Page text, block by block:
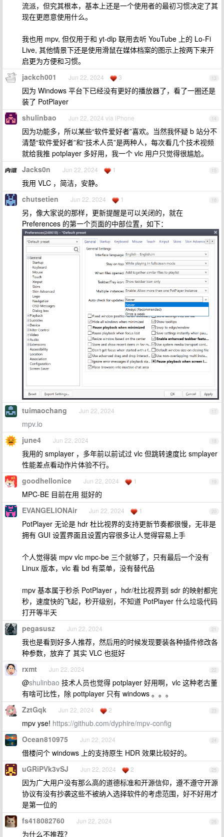
流派，但究其根本，基本上还是一个使用者的最初习惯决定了其
现在更愿意使用什么。
我也用 mpv, 但仅用于和 yt-dlp 联用去听 YouTube 上的 Lo-Fi
Live, 其他情景下还是使用滑鼠在媒体档案的图示上按两下来开
启更为方便和习惯。
13
jackch001 Jun 22, 2024 3
因为 Windows 平台下已经没有更好的播放器了，看了一圈还是
装了 PotPlayer
14
shulinbao Jun 22, 2024 via iPhone
因为功能多，所以某些“软件爱好者”喜欢。当然我怀疑 b 站分不
清楚“软件爱好者”和“技术人员”是两种人，每次看几个技术视频
就给我推 potplayer 多好用，我一个 vlc 用户只觉得很尴尬。
15
Jacks0n Jun 22, 2024 1
我用 VLC ，简洁，安静。
16
chutsetien Jun 22, 2024 1
另，像大家说的那样，更新提醒是可以关闭的，就在
Preferences 的第一个页面的中部位置，如下：
17
tuimaochang Jun 22, 2024
mpv.io
18
june4 Jun 22, 2024
我用的 smplayer ，多年前以前试过 vlc 但跳转速度比 smplayer
性能差点看动作片体验不行。
19
goodhellonice Jun 22, 2024 1
MPC-BE 目前在用 挺好的
20
EVANGELIONAir Jun 22, 2024 1
PotPlayer 无论是 hdr 杜比视界的支持更新节奏都很慢，无非是
拥有 GUI 设置界面且设置内容很多让人觉得容易上手
个人觉得装 mpv vlc mpc-be 三个就够了，只有最后一个没有
Linux 版本，vlc 看 bd 有菜单，没有替代品
mpv 基本属于秒杀 PotPlayer ，hdr/杜比视界到 sdr 的映射都完
秒，速度快的飞起，秒开级别，不知道 PotPlayer 什么垃圾代码
打开等半天
21
pegasusz Jun 22, 2024
我也是看到好多人推荐，然后用的时候发现要装各种插件修改各
种参数，放弃了 其实 VLC 也挺好
22
rxmt Jun 22, 2024
@shulinbao 技术人员也觉得 potplayer 好用啊，vlc 这种老古董
有啥可比性，除 pottplayer 只有 windows 。。。
23
ZztGqk Jun 22, 2024 2
mpv yse! https://github.com/dyphire/mpv-config
24
Ocean810975 Jun 22, 2024
借楼问个 windows 上的支持原生 HDR 效果比较好的。
25
uGRiPVk3vSJ Jun 22, 2024 2
因为广大用户没有那么高的道德标准和开源信仰，遵不遵守开源
协议有没有抄袭这些不被纳入选择软件的考虑范围，好不好用才
是第一位的
26
fs418082760 Jun 22, 2024
为什么不推荐？